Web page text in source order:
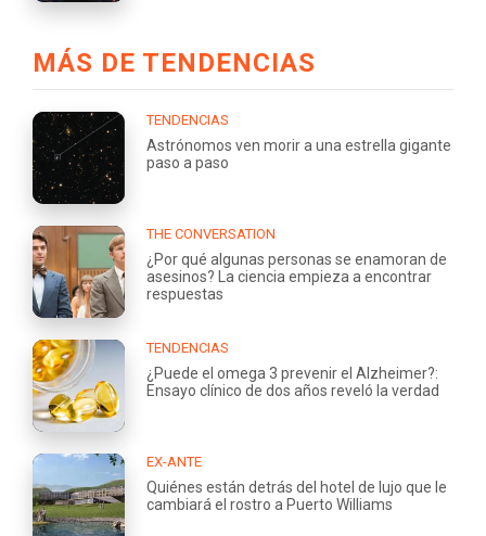
MÁS DE TENDENCIAS
TENDENCIAS
Astrónomos ven morir a una estrella gigante
paso a paso
THE CONVERSATION
¿Por qué algunas personas se enamoran de
asesinos? La ciencia empieza a encontrar
respuestas
TENDENCIAS
¿Puede el omega 3 prevenir el Alzheimer?:
Ensayo clínico de dos años reveló la verdad
EX-ANTE
Quiénes están detrás del hotel de lujo que le
cambiará el rostro a Puerto Williams